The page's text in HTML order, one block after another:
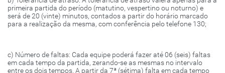
primeira partida do período (matutino, vespertino ou noturno) e
será de 20 (vinte) minutos, contados a partir do horário marcado
para a realização da mesma, com conferência pelo telefone 130;
c) Número de faltas: Cada equipe poderá fazer até 06 (seis) faltas
em cada tempo da partida, zerando-se as mesmas no intervalo
entre os dois tempos. A partir da 7ª (sétima) falta em cada tempo